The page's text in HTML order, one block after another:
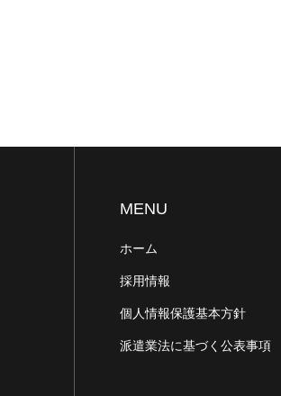
MENU
ホーム
採用情報
個人情報保護基本方針
派遣業法に基づく公表事項